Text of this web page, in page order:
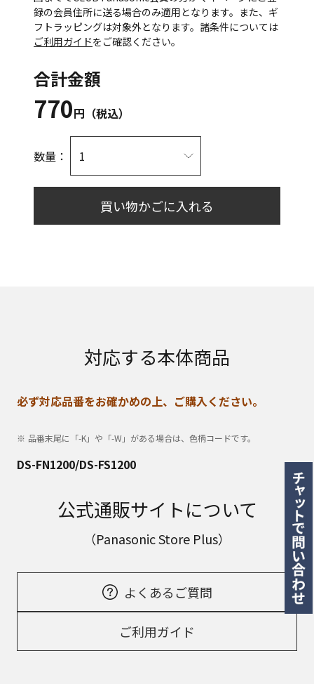
録の会員住所に送る場合のみ適用となります。また、ギ
フトラッピングは対象外となります。諸条件については
ご利用ガイドをご確認ください。
合計金額
770円（税込）
数量：
買い物かごに入れる
対応する本体商品
必ず対応品番をお確かめの上、ご購入ください。
品番末尾に「-K」や「-W」がある場合は、色柄コードです。
DS-FN1200/DS-FS1200
公式通販サイトについて
（Panasonic Store Plus）
よくあるご質問
ご利用ガイド